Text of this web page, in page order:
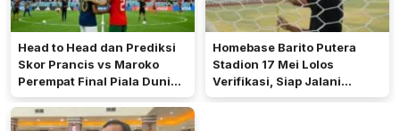
Head to Head dan Prediksi
Skor Prancis vs Maroko
Perempat Final Piala Dunia
2026
Homebase Barito Putera
Stadion 17 Mei Lolos
Verifikasi, Siap Jalani
Championship